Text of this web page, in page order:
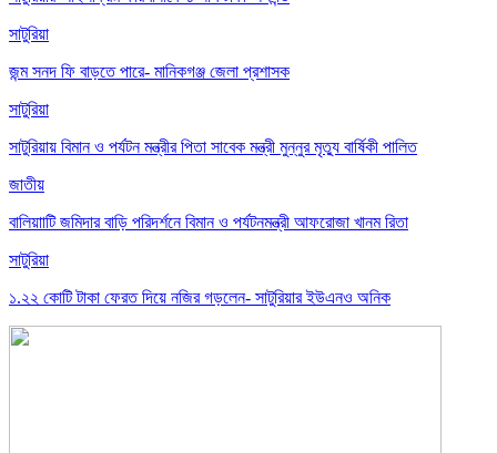
সাটুরিয়া
জন্ম সনদ ফি বাড়তে পারে- মানিকগঞ্জ জেলা প্রশাসক
সাটুরিয়া
সাটুরিয়ায় বিমান ও পর্যটন মন্ত্রীর পিতা সাবেক মন্ত্রী মুন্নুর মৃত্যু বার্ষিকী পালিত
জাতীয়
বালিয়াাটি জমিদার বাড়ি পরিদর্শনে বিমান ও পর্যটনমন্ত্রী আফরোজা খানম রিতা
সাটুরিয়া
১.২২ কোটি টাকা ফেরত দিয়ে নজির গড়লেন- সাটুরিয়ার ইউএনও অনিক